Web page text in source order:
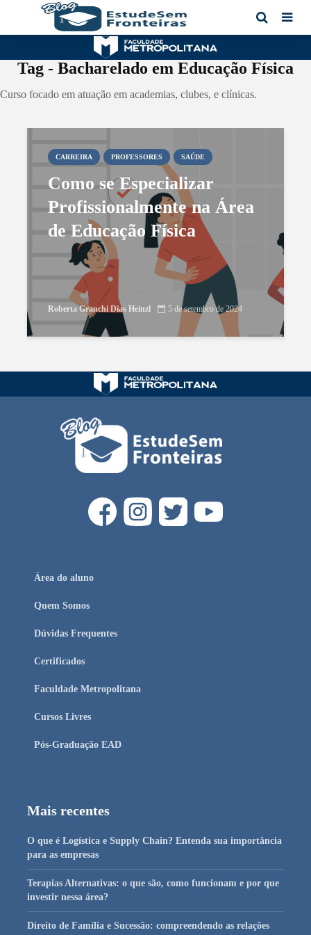
Tag - Bacharelado em Educação Física
Curso focado em atuação em academias, clubes, e clínicas.
CARREIRA PROFESSORES SAÚDE
Como se Especializar
Profissionalmente na Área
de Educação Física
Roberta Granchi Dias Heinzl 5 de setembro de 2024
Área do aluno
Quem Somos
Dúvidas Frequentes
Certificados
Faculdade Metropolitana
Cursos Livres
Pós-Graduação EAD
Mais recentes
O que é Logística e Supply Chain? Entenda sua importância
para as empresas
Terapias Alternativas: o que são, como funcionam e por que
investir nessa área?
Direito de Família e Sucessão: compreendendo as relações